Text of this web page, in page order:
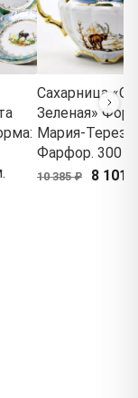
Сахарница
Зеленая»
Мария-Тереза.
Фарфор. 300
10 385 ₽ 8 101